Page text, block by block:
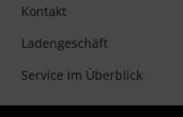
Kontakt
Ladengeschäft
Service im Überblick